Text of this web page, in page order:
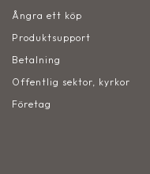
Ångra ett köp
Produktsupport
Betalning
Offentlig sektor, kyrkor
Företag